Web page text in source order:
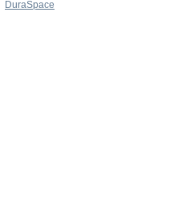
DuraSpace